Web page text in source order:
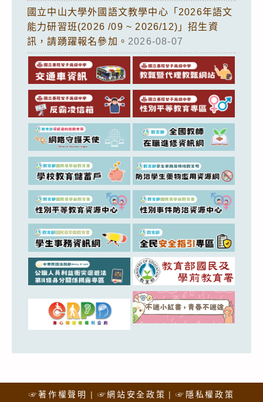
國立中山大學外國語文教學中心「2026年語文
能力研習班(2026 /09 ~ 2026/12)」招生資
訊，請踴躍報名參加。 2026-08-07
☞著作權聲明 ☞網站安全政策 ☞隱私權政策